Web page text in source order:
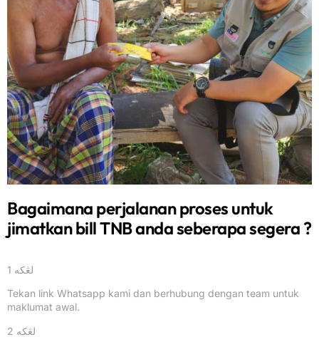
Bagaimana perjalanan proses untuk
jimatkan bill TNB anda seberapa segera ?
لڠکه 1
Tekan link Whatsapp kami dan berhubung dengan team untuk
maklumat awal.
لڠکه 2